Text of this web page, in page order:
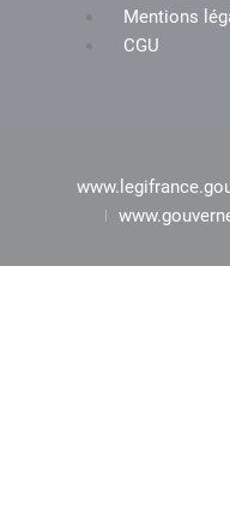
Mentions
CGU